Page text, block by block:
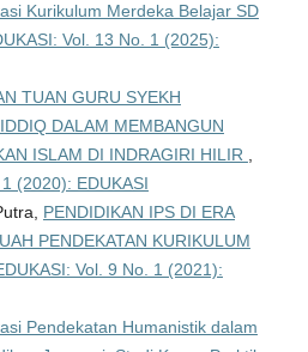
Kurikulum Merdeka Belajar SD
Vol. 13 No. 1 (2025):
TUAN GURU SYEKH
DALAM MEMBANGUN
ISLAM DI INDRAGIRI HILIR
(2020): EDUKASI
PENDIDIKAN IPS DI ERA
PENDEKATAN KURIKULUM
Vol. 9 No. 1 (2021):
Pendekatan Humanistik dalam